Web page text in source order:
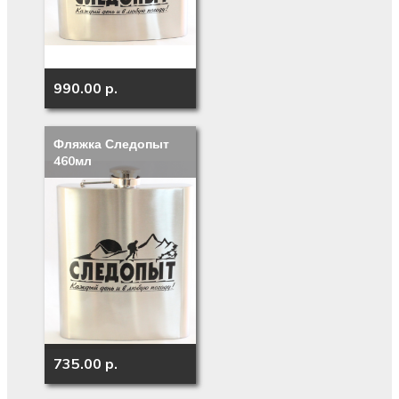
990.00 p.
Фляжка Следопыт
460мл
735.00 p.